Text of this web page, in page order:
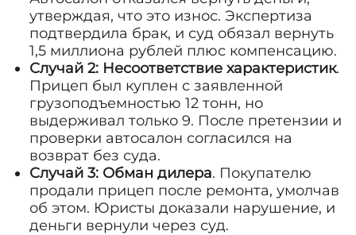
утверждая, что это износ. Экспертиза
подтвердила брак, и суд обязал вернуть
1,5 миллиона рублей плюс компенсацию.
Случай 2: Несоответствие характеристик.
Прицеп был куплен с заявленной
грузоподъемностью 12 тонн, но
выдерживал только 9. После претензии и
проверки автосалон согласился на
возврат без суда.
Случай 3: Обман дилера. Покупателю
продали прицеп после ремонта, умолчав
об этом. Юристы доказали нарушение, и
деньги вернули через суд.